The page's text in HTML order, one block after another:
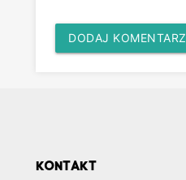
DODAJ KOMENTARZ
KONTAKT